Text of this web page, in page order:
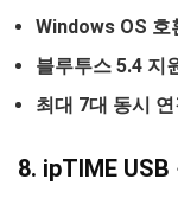
Windows OS 호
블루투스 5.4 지
최대 7대 동시 연
8. ipTIME